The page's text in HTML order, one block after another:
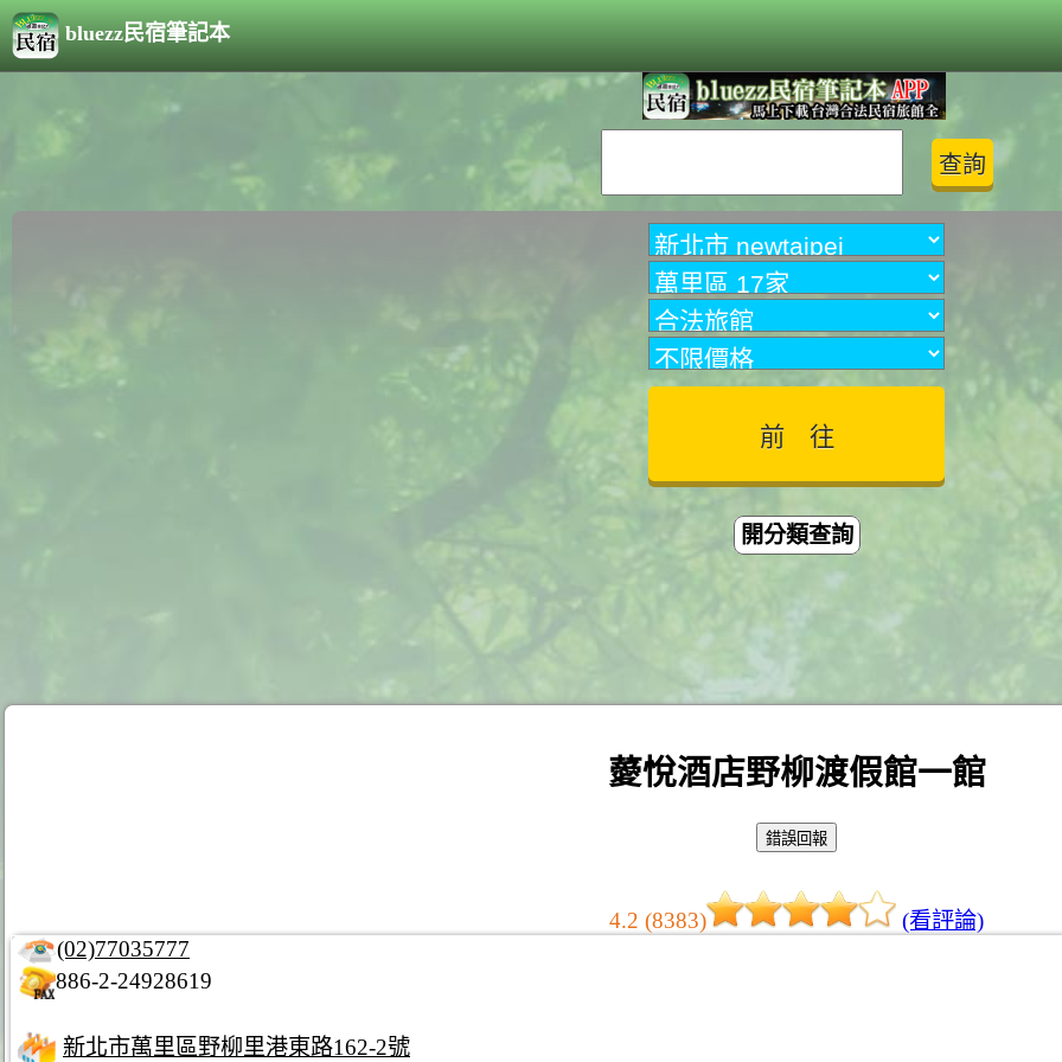
bluezz民宿筆記本
開分類查詢
薆悅酒店野柳渡假館一館
4.2 (8383)
(看評論)
(02)77035777
886-2-24928619
新北市萬里區野柳里港東路162-2號